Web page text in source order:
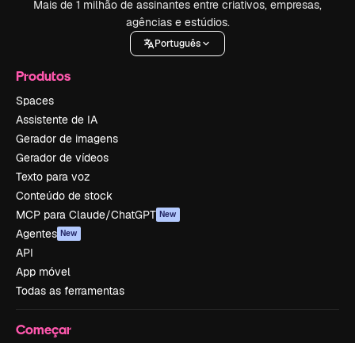
Mais de 1 milhão de assinantes entre criativos, empresas,
agências e estúdios.
Português
Produtos
Spaces
Assistente de IA
Gerador de imagens
Gerador de vídeos
Texto para voz
Conteúdo de stock
MCP para Claude/ChatGPT New
Agentes New
API
App móvel
Todas as ferramentas
Começar